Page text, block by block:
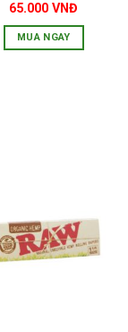
65.000VNĐ
MUA NGAY